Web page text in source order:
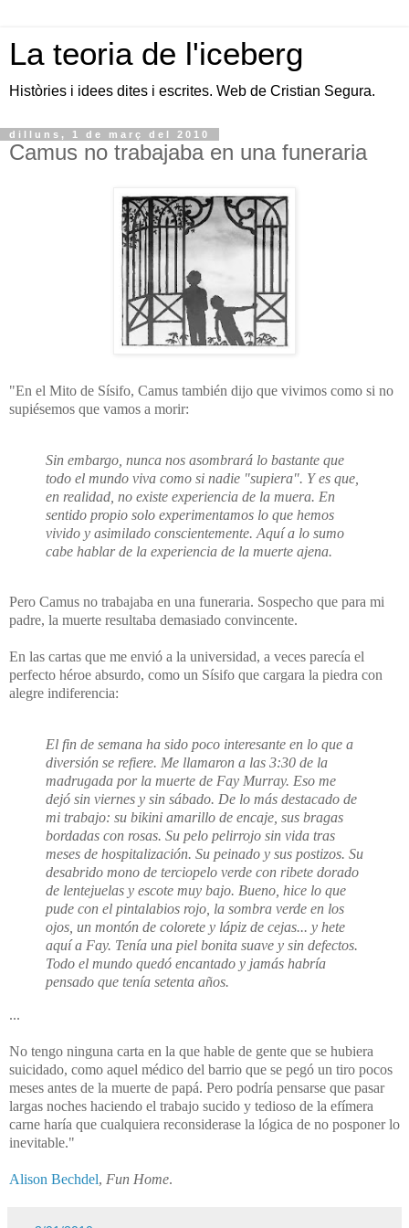
La teoria de l'iceberg
Històries i idees dites i escrites. Web de Cristian Segura.
dilluns, 1 de març del 2010
Camus no trabajaba en una funeraria
"En el Mito de Sísifo, Camus también dijo que vivimos como si no
supiésemos que vamos a morir:
Sin embargo, nunca nos asombrará lo bastante que
todo el mundo viva como si nadie "supiera". Y es que,
en realidad, no existe experiencia de la muera. En
sentido propio solo experimentamos lo que hemos
vivido y asimilado conscientemente. Aquí a lo sumo
cabe hablar de la experiencia de la muerte ajena.
Pero Camus no trabajaba en una funeraria. Sospecho que para mi
padre, la muerte resultaba demasiado convincente.
En las cartas que me envió a la universidad, a veces parecía el
perfecto héroe absurdo, como un Sísifo que cargara la piedra con
alegre indiferencia:
El fin de semana ha sido poco interesante en lo que a
diversión se refiere. Me llamaron a las 3:30 de la
madrugada por la muerte de Fay Murray. Eso me
dejó sin viernes y sin sábado. De lo más destacado de
mi trabajo: su bikini amarillo de encaje, sus bragas
bordadas con rosas. Su pelo pelirrojo sin vida tras
meses de hospitalización. Su peinado y sus postizos. Su
desabrido mono de terciopelo verde con ribete dorado
de lentejuelas y escote muy bajo. Bueno, hice lo que
pude con el pintalabios rojo, la sombra verde en los
ojos, un montón de colorete y lápiz de cejas... y hete
aquí a Fay. Tenía una piel bonita suave y sin defectos.
Todo el mundo quedó encantado y jamás habría
pensado que tenía setenta años.
...
No tengo ninguna carta en la que hable de gente que se hubiera
suicidado, como aquel médico del barrio que se pegó un tiro pocos
meses antes de la muerte de papá. Pero podría pensarse que pasar
largas noches haciendo el trabajo sucido y tedioso de la efímera
carne haría que cualquiera reconsiderase la lógica de no posponer lo
inevitable."
Alison Bechdel, Fun Home.